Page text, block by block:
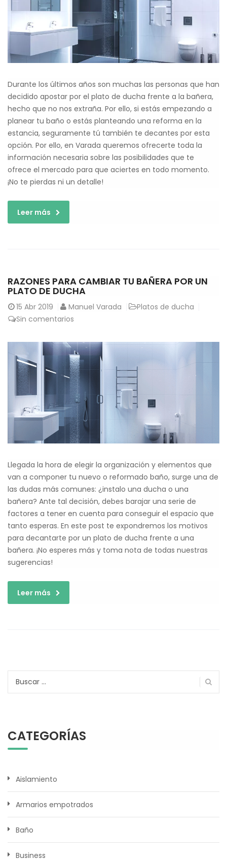
Durante los últimos años son muchas las personas que han
decidido apostar por el plato de ducha frente a la bañera,
hecho que no nos extraña. Por ello, si estás empezando a
planear tu baño o estás planteando una reforma en la
estancia, seguramente tú también te decantes por esta
opción. Por ello, en Varada queremos ofrecerte toda la
información necesaria sobre las posibilidades que te
ofrece el mercado para que aciertes en todo momento.
¡No te pierdas ni un detalle!
Leer más
RAZONES PARA CAMBIAR TU BAÑERA POR UN
PLATO DE DUCHA
15 Abr 2019 Manuel Varada
Platos de ducha
Sin comentarios
Llegada la hora de elegir la organización y elementos que
van a componer tu nuevo o reformado baño, surge una de
las dudas más comunes: ¿instalo una ducha o una
bañera? Ante tal decisión, debes barajar una serie de
factores a tener en cuenta para conseguir el espacio que
tanto esperas. En este post te expondremos los motivos
para decantarte por un plato de ducha frente a una
bañera. ¡No esperes más y toma nota de todas nuestras
sugerencias!
Leer más
CATEGORÍAS
Aislamiento
Armarios empotrados
Baño
Business